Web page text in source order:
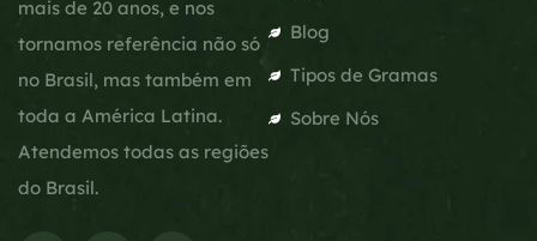
mais de 20 anos, e nos
tornamos referência não só
no Brasil, mas também em
toda a América Latina.
Atendemos todas as regiões
do Brasil.
Blog
Tipos de Gramas
Sobre Nós